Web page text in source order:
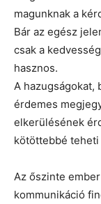
magunknak a
Bár az egész
csak a
hasznos.
A hazugságokat,
érdemes
elkerülésének
kötöttebbé
Az őszinte
kommunikáció